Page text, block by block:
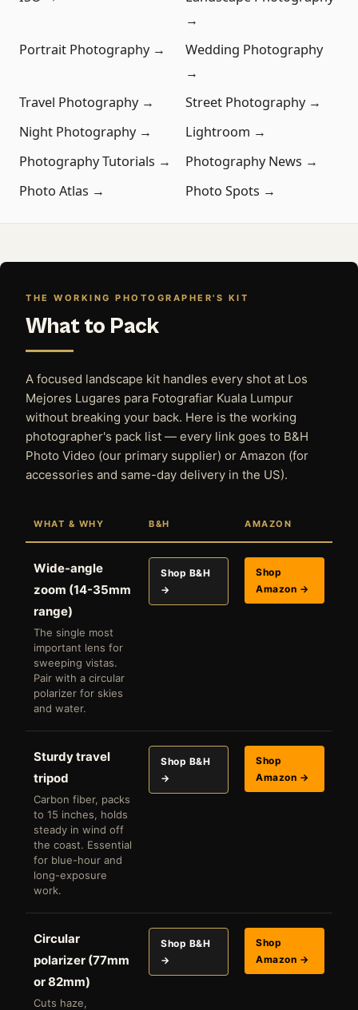
→
Portrait Photography →
Wedding Photography
→
Travel Photography →
Street Photography →
Night Photography →
Lightroom →
Photography Tutorials →
Photography News →
Photo Atlas →
Photo Spots →
THE WORKING PHOTOGRAPHER'S KIT
What to Pack
A focused landscape kit handles every shot at Los
Mejores Lugares para Fotografiar Kuala Lumpur
without breaking your back. Here is the working
photographer's pack list — every link goes to B&H
Photo Video (our primary supplier) or Amazon (for
accessories and same-day delivery in the US).
WHAT & WHY B&H AMAZON
Wide-angle
zoom (14-35mm
range)
The single most
important lens for
sweeping vistas.
Pair with a circular
polarizer for skies
and water.
Shop B&H
→
Shop
Amazon →
Sturdy travel
tripod
Carbon fiber, packs
to 15 inches, holds
steady in wind off
the coast. Essential
for blue-hour and
long-exposure
work.
Shop B&H
→
Shop
Amazon →
Circular
polarizer (77mm
or 82mm)
Cuts haze,
Shop B&H
→
Shop
Amazon →